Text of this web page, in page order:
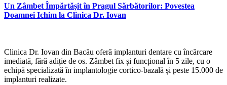
Un Zâmbet Împărtășit în Pragul Sărbătorilor: Povestea
Doamnei Ichim la Clinica Dr. Iovan
Clinica Dr. Iovan din Bacău oferă implanturi dentare cu încărcare
imediată, fără adiție de os. Zâmbet fix și funcțional în 5 zile, cu o
echipă specializată în implantologie cortico-bazală și peste 15.000 de
implanturi realizate.